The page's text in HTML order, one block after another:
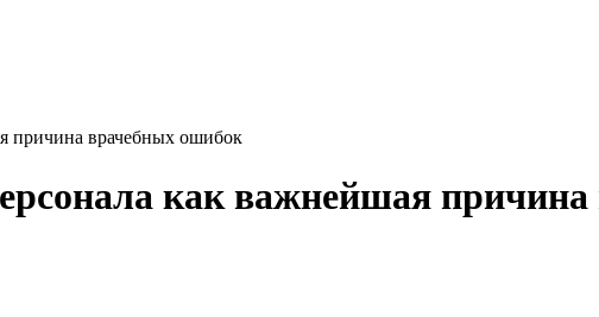
причина врачебных ошибок
как важнейшая